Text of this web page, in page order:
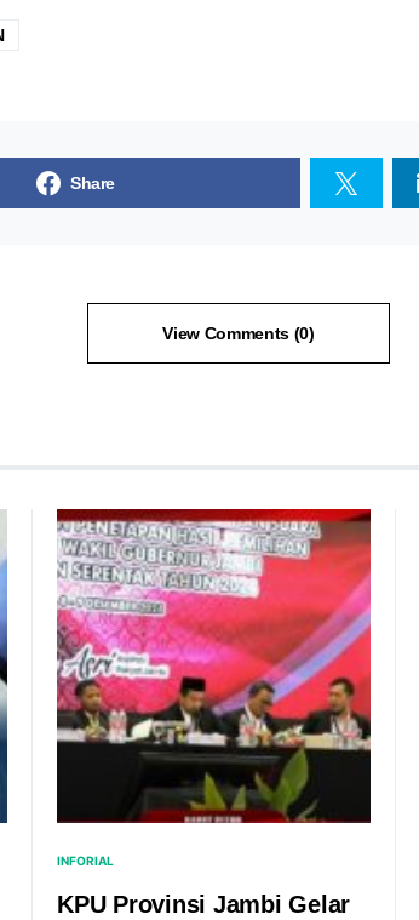
Share
View Comments (0)
INFORIAL
KPU Provinsi Jambi Gelar